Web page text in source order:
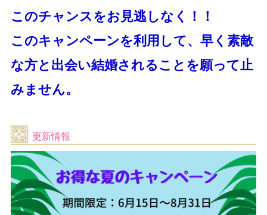
このチャンスをお見逃しなく！！
このキャンペーンを利用して、早く素敵
な方と出会い結婚されることを願って止
みません。
更新情報